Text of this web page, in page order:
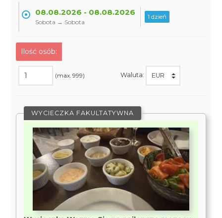
08.08.2026 - 08.08.2026
Sobota → Sobota
1 dzień
Ilość osób:
(max. 999) Waluta:
WYCIECZKA FAKULTATYWNA